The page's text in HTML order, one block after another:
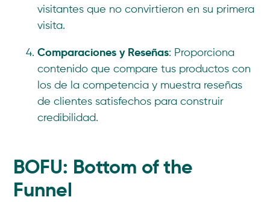
visitantes que no convirtieron en su primera
visita.
Comparaciones y Reseñas: Proporciona
contenido que compare tus productos con
los de la competencia y muestra reseñas
de clientes satisfechos para construir
credibilidad.
BOFU: Bottom of the
Funnel